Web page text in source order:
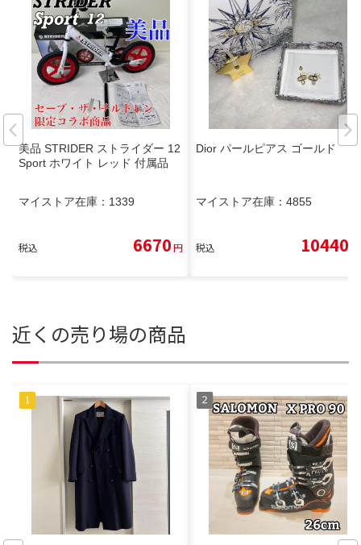
美品 STRIDER ストライダー 12
Sport ホワイト レッド 付属品
マイストア在庫： 1339
税込 6670円
Dior パールピアス ゴールド
マイストア在庫： 4855
税込 10440
近くの売り場の商品